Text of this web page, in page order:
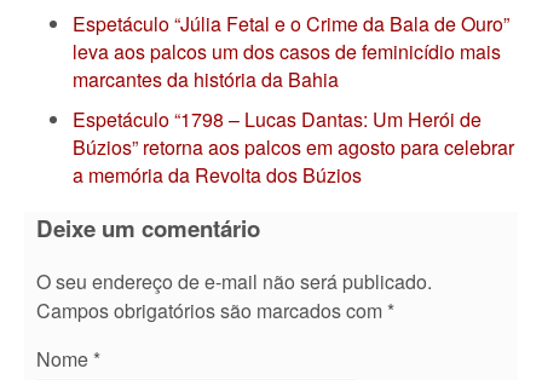
Espetáculo “Júlia Fetal e o Crime da Bala de Ouro”
leva aos palcos um dos casos de feminicídio mais
marcantes da história da Bahia
Espetáculo “1798 – Lucas Dantas: Um Herói de
Búzios” retorna aos palcos em agosto para celebrar
a memória da Revolta dos Búzios
Deixe um comentário
O seu endereço de e-mail não será publicado.
Campos obrigatórios são marcados com *
Nome *